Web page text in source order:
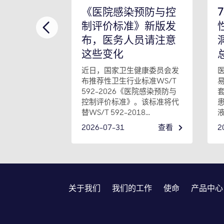
《医院感染预防与控
制评价标准》新版发
布，医务人员请注意
这些变化
近日，国家卫生健康委员会发
布推荐性卫生行业标准WS/T
592-2026《医院感染预防与
控制评价标准》。该标准将代
替WS/T 592-2018...
2026-07-31
查看
关于我们 我们的工作 使命 产品中心